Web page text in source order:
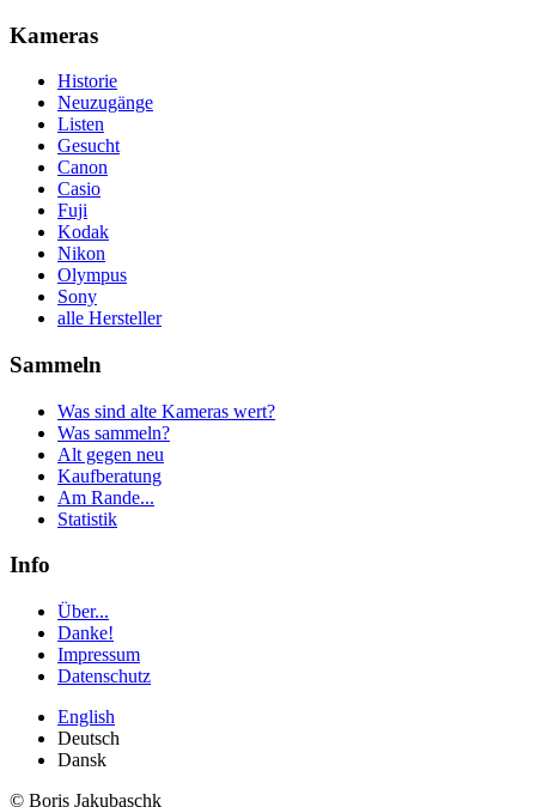
Kameras
Historie
Neuzugänge
Listen
Gesucht
Canon
Casio
Fuji
Kodak
Nikon
Olympus
Sony
alle Hersteller
Sammeln
Was sind alte Kameras wert?
Was sammeln?
Alt gegen neu
Kaufberatung
Am Rande...
Statistik
Info
Über...
Danke!
Impressum
Datenschutz
English
Deutsch
Dansk
© Boris Jakubaschk